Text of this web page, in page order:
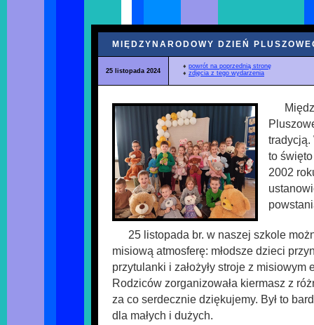
MIĘDZYNARODOWY DZIEŃ
25 listopada 2024
♦ powrót na poprzednią stronę
♦ zdjęcia z tego wydarzenia
tradycją.
to
2002
25 listopada br. w naszej szkole
misiową atmosferę: młodsze dzieci
przytulanki i założyły stroje z misiowym
Rodziców zorganizowała kiermasz z
za co serdecznie dziękujemy. Był to
dla małych i dużych.